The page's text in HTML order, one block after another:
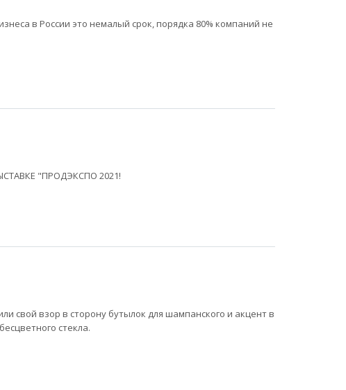
в России это немалый срок, порядка 80% компаний не
"ПРОДЭКСПО 2021!
свой взор в сторону бутылок для шампанского и акцент в
стекла.